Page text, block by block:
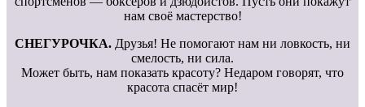
нам своё мастерство!
СНЕГУРОЧКА. Друзья! Не помогают нам ни ловкость, ни
смелость, ни сила.
Может быть, нам показать красоту? Недаром говорят, что
красота спасёт мир!